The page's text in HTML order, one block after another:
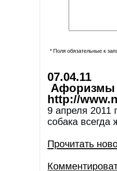
* Поля обязательные к
07.04.11
Афоризмы
http://
9 апреля 2011
собака всегда
Прочитать